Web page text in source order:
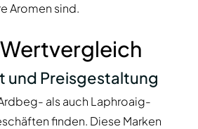
Aromen sind.
und Preisgestaltung
als auch Laphroaig-
finden. Diese Marken